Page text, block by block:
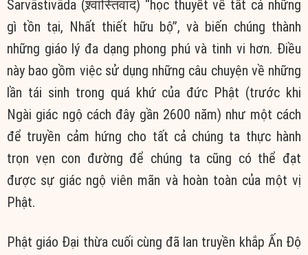
Sarvāstivāda (श्र्वास्तिवाद) “học thuyết về tất cả những
gì tồn tại, Nhất thiết hữu bộ”, và biến chúng thành
những giáo lý đa dạng phong phú và tinh vi hơn. Điều
này bao gồm việc sử dụng những câu chuyện về những
lần tái sinh trong quá khứ của đức Phật (trước khi
Ngài giác ngộ cách đây gần 2600 năm) như một cách
để truyền cảm hứng cho tất cả chúng ta thực hành
trọn vẹn con đường để chúng ta cũng có thể đạt
được sự giác ngộ viên mãn và hoàn toàn của một vị
Phật.
Phật giáo Đại thừa cuối cùng đã lan truyền khắp Ấn Độ